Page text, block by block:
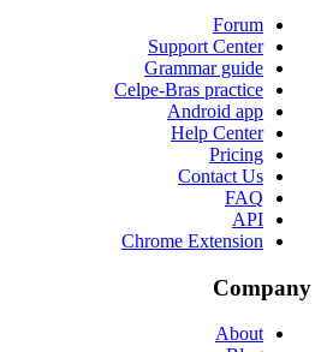
Forum
Support Center
Grammar guide
Celpe-Bras practice
Android app
Help Center
Pricing
Contact Us
FAQ
API
Chrome Extension
Company
About